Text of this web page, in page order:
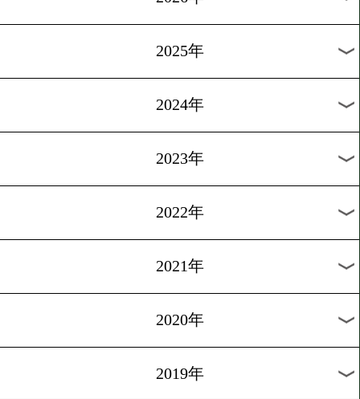
[ニュース]2010.10.4
海外の試合結果
富樫、メキシコでV5成功
1 2 次へ>
過去のニュース